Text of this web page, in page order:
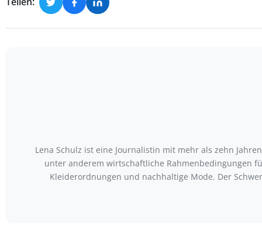
Lena Schulz ist eine Journalistin mit mehr als zehn
unter anderem wirtschaftliche Rahmenbedingungen
Kleiderordnungen und nachhaltige Mode. Der